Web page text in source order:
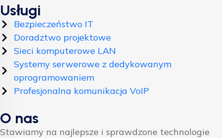
Usługi
Bezpieczeństwo IT
Doradztwo projektowe
Sieci komputerowe LAN
Systemy serwerowe z dedykowanym
oprogramowaniem
Profesjonalna komunikacja VoIP
O nas
Stawiamy na najlepsze i sprawdzone technologie